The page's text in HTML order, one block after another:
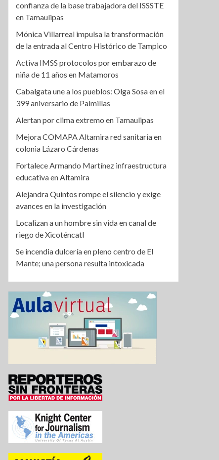
confianza de la base trabajadora del ISSSTE
en Tamaulipas
Mónica Villarreal impulsa la transformación
de la entrada al Centro Histórico de Tampico
Activa IMSS protocolos por embarazo de
niña de 11 años en Matamoros
Cabalgata une a los pueblos: Olga Sosa en el
399 aniversario de Palmillas
Alertan por clima extremo en Tamaulipas
Mejora COMAPA Altamira red sanitaria en
colonia Lázaro Cárdenas
Fortalece Armando Martínez infraestructura
educativa en Altamira
Alejandra Quintos rompe el silencio y exige
avances en la investigación
Localizan a un hombre sin vida en canal de
riego de Xicoténcatl
Se incendia dulcería en pleno centro de El
Mante; una persona resulta intoxicada